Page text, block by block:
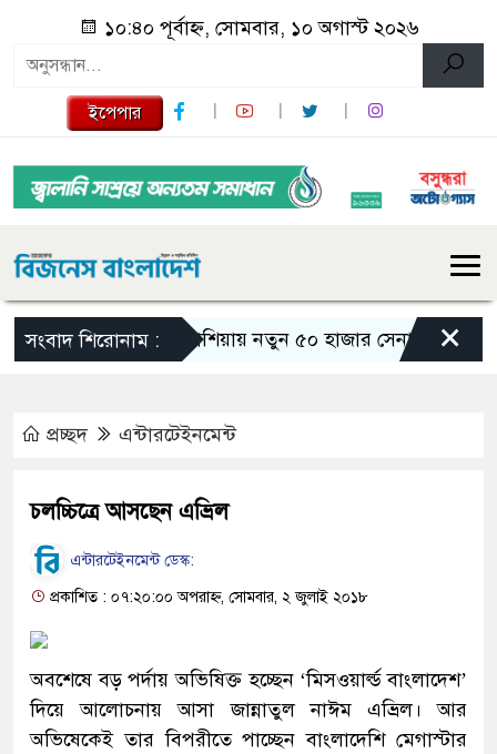
১০:৪০ পূর্বাহ্ন, সোমবার, ১০ অগাস্ট ২০২৬
ইপেপার
সংবাদ শিরোনাম :রাশিয়ায় নতুন ৫০ হাজার সেনা পাঠাচ্ছে উত্তর
×
প্রচ্ছদ এন্টারটেইনমেন্ট
চলচ্চিত্রে আসছেন এভ্রিল
এন্টারটেইনমেন্ট ডেস্ক:
প্রকাশিত : ০৭:২০:০০ অপরাহ্ন, সোমবার, ২ জুলাই ২০১৮
অবশেষে বড় পর্দায় অভিষিক্ত হচ্ছেন ‘মিসওয়ার্ল্ড বাংলাদেশ’
দিয়ে আলোচনায় আসা জান্নাতুল নাঈম এভ্রিল। আর
অভিষেকেই তার বিপরীতে পাচ্ছেন বাংলাদেশি মেগাস্টার